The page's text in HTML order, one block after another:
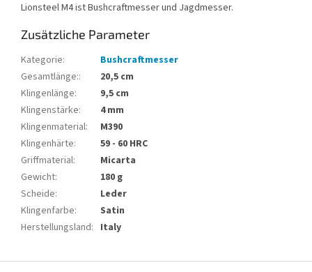
Lionsteel M4 istBushcraftmesserund Jagdmesser.
Zusätzliche Parameter
Kategorie:
Bushcraftmesser
Gesamtlänge::
20,5 cm
Klingenlänge:
9,5 cm
Klingenstärke:
4 mm
Klingenmaterial:
M390
Klingenhärte:
59 - 60 HRC
Griffmaterial:
Micarta
Gewicht:
180 g
Scheide:
Leder
Klingenfarbe:
Satin
Herstellungsland: Italy